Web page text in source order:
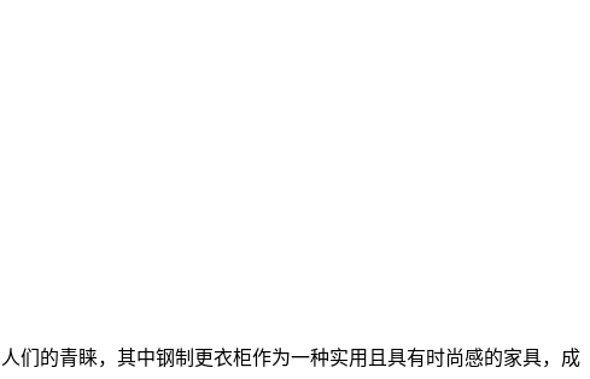
的青睐，其中钢制更衣柜作为一种实用且具有时尚感的家具，成